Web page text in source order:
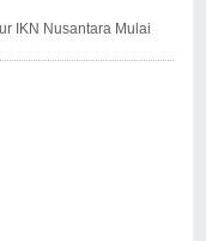
IKN Nusantara Mulai